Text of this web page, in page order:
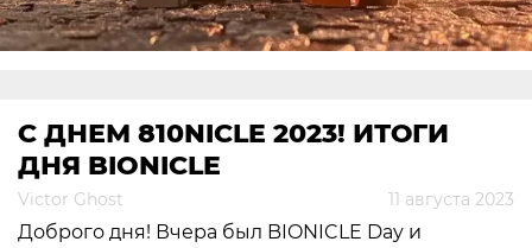
С ДНЕМ 810NICLE 2023! ИТОГИ
ДНЯ BIONICLE
Victor Ghost 11 августа 2023
Доброго дня! Вчера был BIONICLE Day и